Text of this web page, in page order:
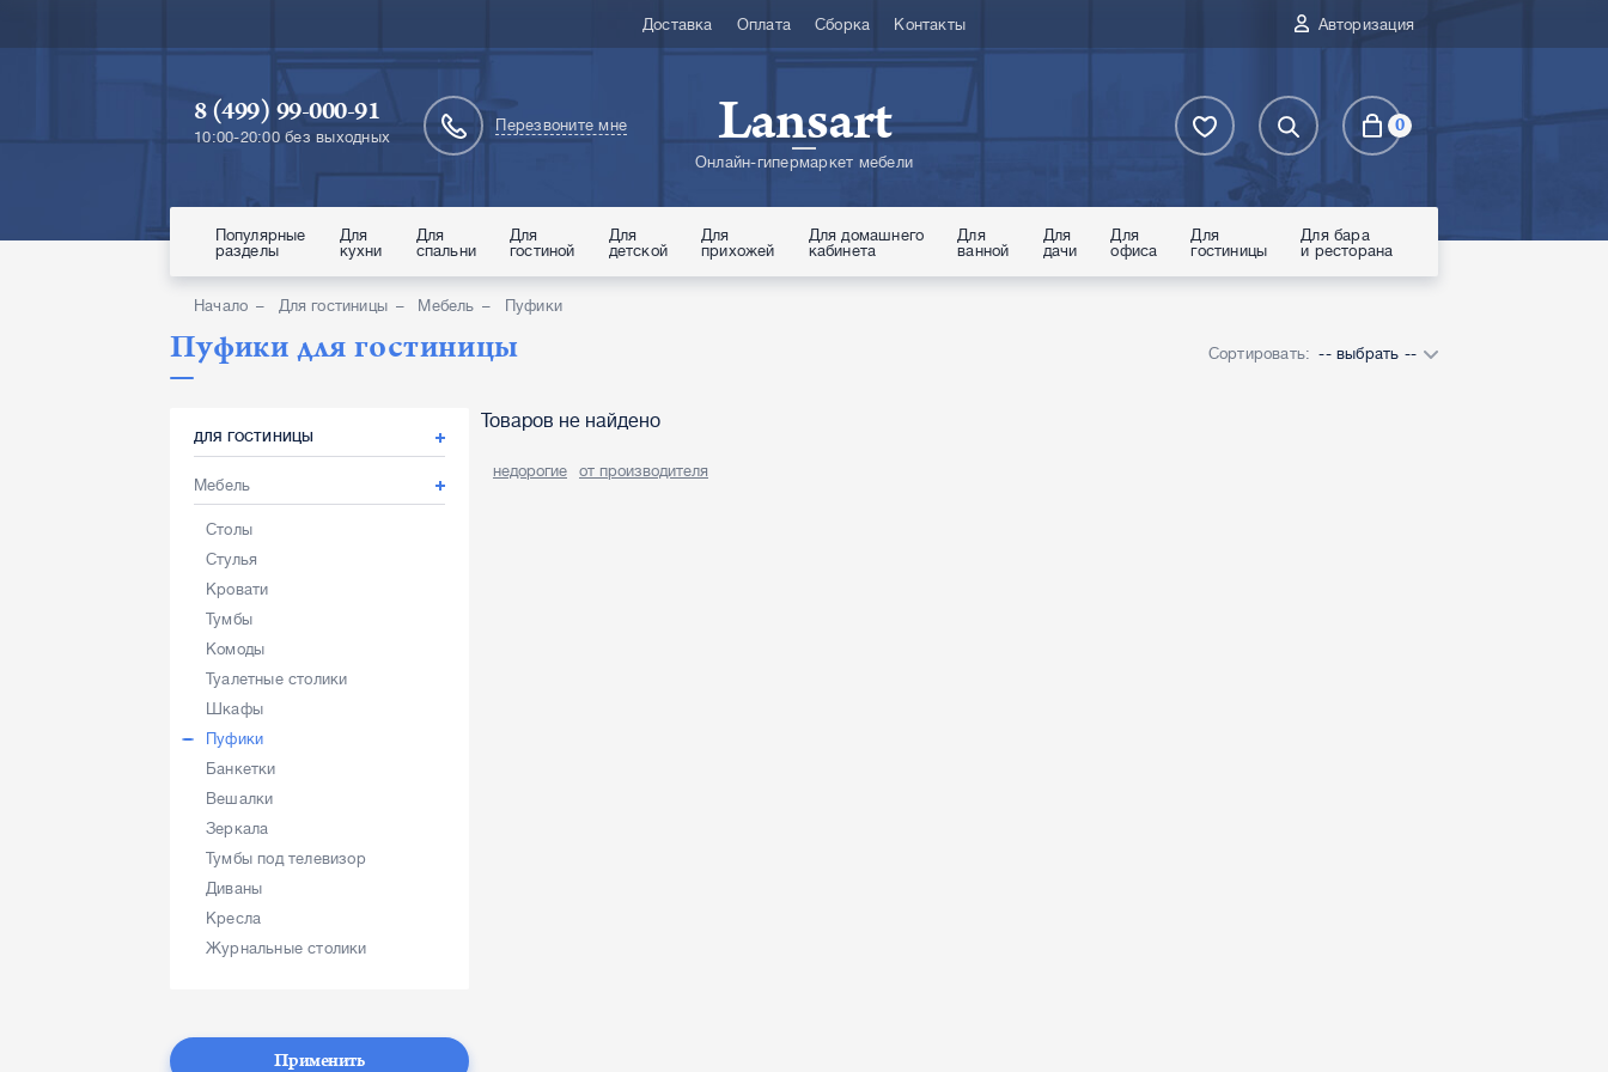
Авторизация
Доставка Оплата Сборка Контакты
8 (499) 99-000-91
10:00-20:00 без выходных
Перезвоните мне 0
Lansart
Онлайн-гипермаркет мебели
Популярные
разделы
Для
кухни
Для
спальни
Для
гостиной
Для
детской
Для
прихожей
Для домашнего
кабинета
Для
ванной
Для
дачи
Для
офиса
Для
гостиницы
Для бара
и ресторана
Начало Для гостиницы Мебель Пуфики
Пуфики для гостиницы Сортировать: -- выбрать --
ДЛЯ ГОСТИНИЦЫ
Мебель
Столы
Стулья
Кровати
Тумбы
Комоды
Туалетные столики
Шкафы
Пуфики
Банкетки
Вешалки
Зеркала
Тумбы под телевизор
Диваны
Кресла
Журнальные столики
Применить
Товаров не найдено
недорогие от производителя